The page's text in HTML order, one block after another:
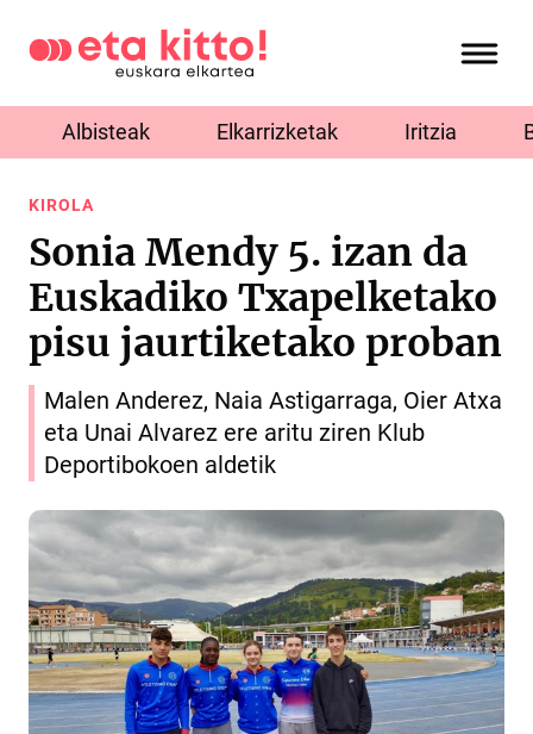
Albisteak Elkarrizketak Iritzia
KIROLA
Sonia Mendy 5. izan da
Euskadiko Txapelketako
pisu jaurtiketako proban
Malen Anderez, Naia Astigarraga, Oier Atxa
eta Unai Alvarez ere aritu ziren Klub
Deportibokoen aldetik